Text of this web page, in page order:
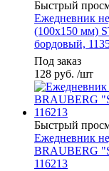
Быстрый
Ежедневник
(100х150 мм)
бордовый,
Под заказ
128 руб. /шт
Быстрый
Ежедневник
BRAUBERG
116213